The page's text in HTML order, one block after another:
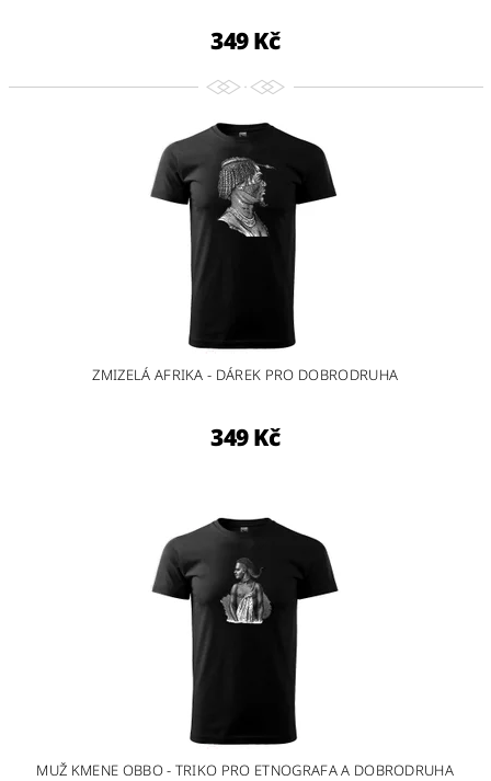
349 Kč
ZMIZELÁ AFRIKA - DÁREK PRO DOBRODRUHA
349 Kč
MUŽ KMENE OBBO - TRIKO PRO ETNOGRAFA A DOBRODRUHA